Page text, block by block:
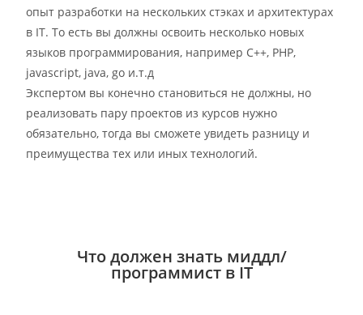
опыт разработки на нескольких стэках и архитектурах
в IT. То есть вы должны освоить несколько новых
языков программирования, например C++, PHP,
javascript, java, go и.т.д
Экспертом вы конечно становиться не должны, но
реализовать пару проектов из курсов нужно
обязательно, тогда вы сможете увидеть разницу и
преимущества тех или иных технологий.
Что должен знать миддл/
программист в IT